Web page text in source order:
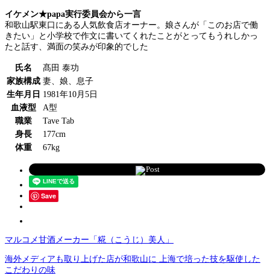
イケメン★papa実行委員会から一言
和歌山駅東口にある人気飲食店オーナー。娘さんが「このお店で働
きたい」と小学校で作文に書いてくれたことがとってもうれしかっ
たと話す、満面の笑みが印象的でした
氏名
髙田 泰功
家族構成 妻、娘、息子
生年月日 1981年10月5日
血液型
A型
職業
Tave Tab
身長
177cm
体重
67kg
Post
Save
マルコメ甘酒メーカー「糀（こうじ）美人」
海外メディアも取り上げた店が和歌山に 上海で培った技を駆使した
こだわりの味